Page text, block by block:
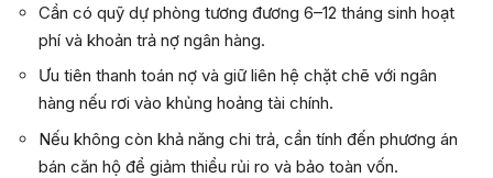
Cần có quỹ dự phòng tương đương 6–12 tháng sinh hoạt
phí và khoản trả nợ ngân hàng.
Ưu tiên thanh toán nợ và giữ liên hệ chặt chẽ với ngân
hàng nếu rơi vào khủng hoảng tài chính.
Nếu không còn khả năng chi trả, cần tính đến phương án
bán căn hộ để giảm thiểu rủi ro và bảo toàn vốn.